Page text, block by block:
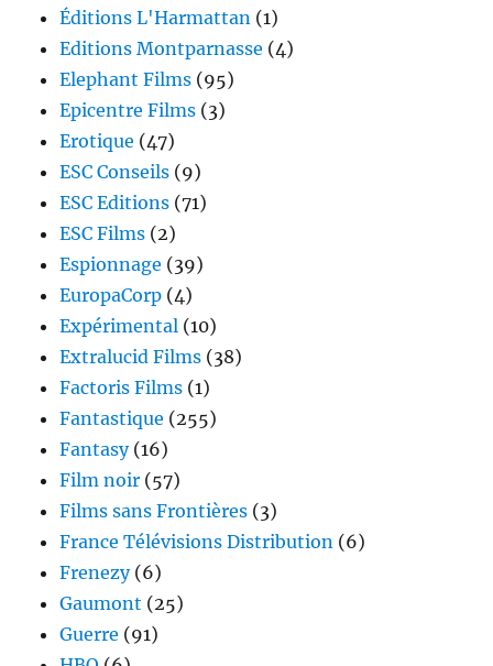
Éditions L'Harmattan (1)
Editions Montparnasse (4)
Elephant Films (95)
Epicentre Films (3)
Erotique (47)
ESC Conseils (9)
ESC Editions (71)
ESC Films (2)
Espionnage (39)
EuropaCorp (4)
Expérimental (10)
Extralucid Films (38)
Factoris Films (1)
Fantastique (255)
Fantasy(16)
Film noir (57)
Films sans Frontières (3)
France Télévisions Distribution (6)
Frenezy(6)
Gaumont (25)
Guerre (91)